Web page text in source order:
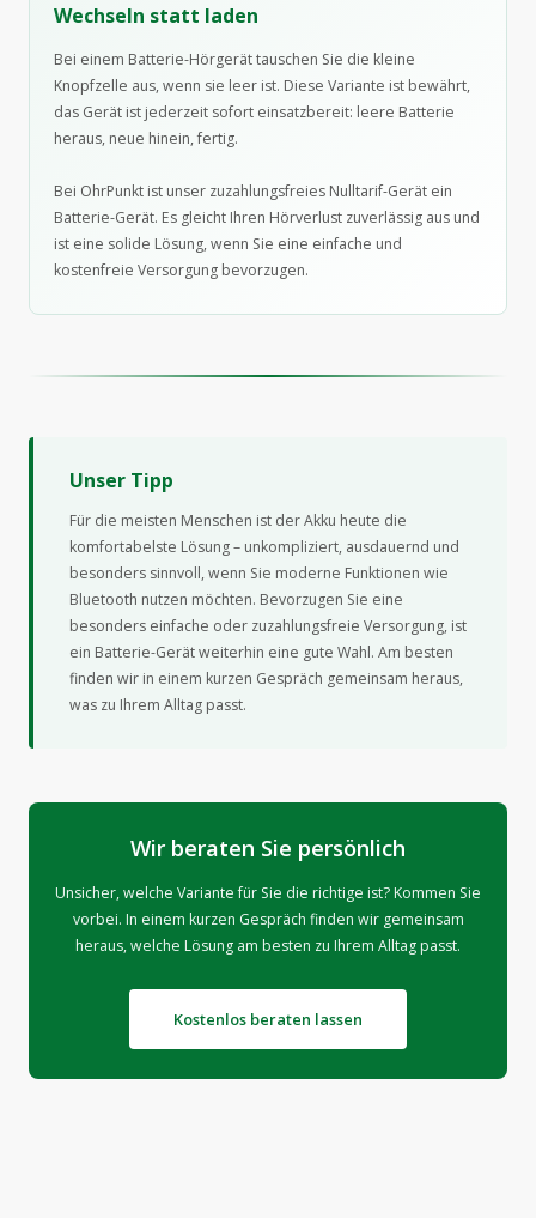
Wechseln statt laden
Bei einem Batterie-Hörgerät tauschen Sie die kleine
Knopfzelle aus, wenn sie leer ist. Diese Variante ist bewährt,
das Gerät ist jederzeit sofort einsatzbereit: leere Batterie
heraus, neue hinein, fertig.
Bei OhrPunkt ist unser zuzahlungsfreies Nulltarif-Gerät ein
Batterie-Gerät. Es gleicht Ihren Hörverlust zuverlässig aus und
ist eine solide Lösung, wenn Sie eine einfache und
kostenfreie Versorgung bevorzugen.
Unser Tipp
Für die meisten Menschen ist der Akku heute die
komfortabelste Lösung – unkompliziert, ausdauernd und
besonders sinnvoll, wenn Sie moderne Funktionen wie
Bluetooth nutzen möchten. Bevorzugen Sie eine
besonders einfache oder zuzahlungsfreie Versorgung, ist
ein Batterie-Gerät weiterhin eine gute Wahl. Am besten
finden wir in einem kurzen Gespräch gemeinsam heraus,
was zu Ihrem Alltag passt.
Wir beraten Sie persönlich
Unsicher, welche Variante für Sie die richtige ist? Kommen Sie
vorbei. In einem kurzen Gespräch finden wir gemeinsam
heraus, welche Lösung am besten zu Ihrem Alltag passt.
Kostenlos beraten lassen